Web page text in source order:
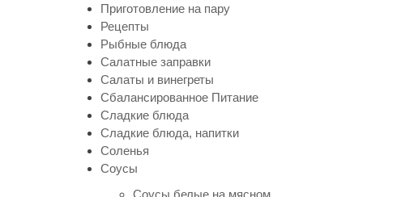
Приготовление на пару
Рецепты
Рыбные блюда
Салатные заправки
Салаты и винегреты
Сбалансированное Питание
Сладкие блюда
Сладкие блюда, напитки
Соленья
Соусы
Соусы белые на мясном